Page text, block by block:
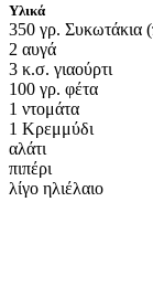
Υλικά
350 γρ. Συκωτάκια
2 αυγά
3 κ.σ. γιαούρτι
100 γρ. φέτα
1 ντομάτα
1 Κρεμμύδι
αλάτι
πιπέρι
λίγο ηλιέλαιο